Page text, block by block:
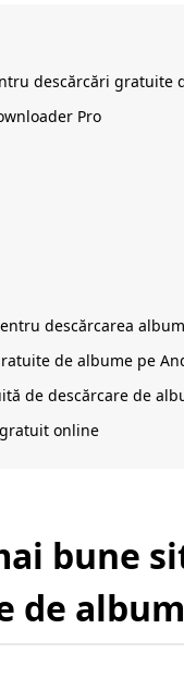
descărcări gratuite
Pro
descărcarea
de albume pe
de descărcare de
online
bune
de